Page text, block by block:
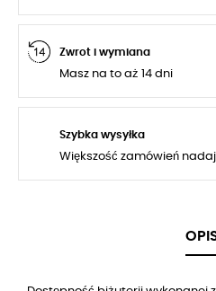
Zwrot i wymiana
Masz na to aż 14 dni
Szybka wysyłka
Większość zamówień